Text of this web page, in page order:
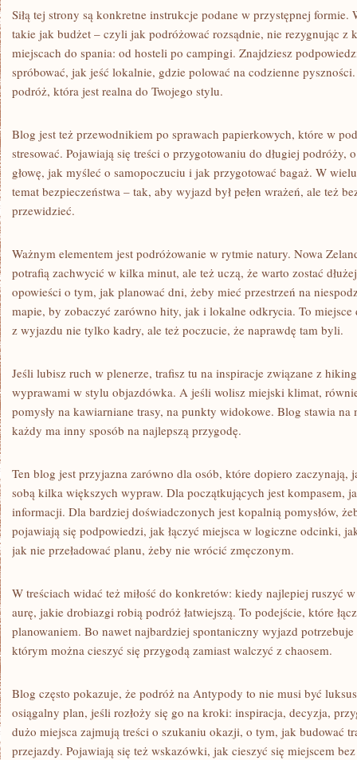
Siłą tej strony są konkretne instrukcje podane w przystępnej formie.
takie jak budżet – czyli jak podróżować rozsądnie, nie rezygnując z
miejscach do spania: od hosteli po campingi. Znajdziesz
spróbować, jak jeść lokalnie, gdzie polować na codzienne
podróż, która jest realna do Twojego stylu.
Blog jest też przewodnikiem po sprawach papierkowych, które w
stresować. Pojawiają się treści o przygotowaniu do długiej podróży,
głowę, jak myśleć o samopoczuciu i jak przygotować bagaż. W
temat bezpieczeństwa – tak, aby wyjazd był pełen wrażeń, ale też
przewidzieć.
Ważnym elementem jest podróżowanie w rytmie natury. Nowa
potrafią zachwycić w kilka minut, ale też uczą, że warto zostać
opowieści o tym, jak planować dni, żeby mieć przestrzeń na
mapie, by zobaczyć zarówno hity, jak i lokalne odkrycia. To
z wyjazdu nie tylko kadry, ale też poczucie, że naprawdę tam byli.
Jeśli lubisz ruch w plenerze, trafisz tu na inspiracje związane z
wyprawami w stylu objazdówka. A jeśli wolisz miejski klimat,
pomysły na kawiarniane trasy, na punkty widokowe. Blog stawia
każdy ma inny sposób na najlepszą przygodę.
Ten blog jest przyjazna zarówno dla osób, które dopiero zaczynają,
sobą kilka większych wypraw. Dla początkujących jest kompasem,
informacji. Dla bardziej doświadczonych jest kopalnią pomysłów,
pojawiają się podpowiedzi, jak łączyć miejsca w logiczne odcinki,
jak nie przeładować planu, żeby nie wrócić zmęczonym.
W treściach widać też miłość do konkretów: kiedy najlepiej ruszyć
aurę, jakie drobiazgi robią podróż łatwiejszą. To podejście, które
planowaniem. Bo nawet najbardziej spontaniczny wyjazd
którym można cieszyć się przygodą zamiast walczyć z chaosem.
Blog często pokazuje, że podróż na Antypody to nie musi być
osiągalny plan, jeśli rozłoży się go na kroki: inspiracja, decyzja,
dużo miejsca zajmują treści o szukaniu okazji, o tym, jak budować
przejazdy. Pojawiają się też wskazówki, jak cieszyć się miejscem